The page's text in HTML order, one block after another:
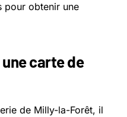
pour obtenir une
carte de
de Milly-la-Forêt, il